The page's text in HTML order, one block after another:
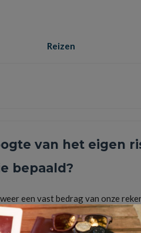
Reizen
van het eigen
bepaald?
een vast bedrag van onze
Nederlander vanaf 18 …